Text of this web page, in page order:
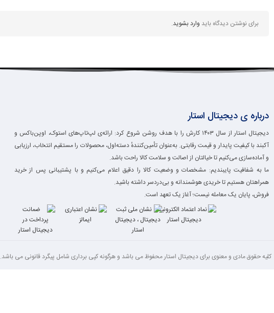
برای نوشتن دیدگاه باید وارد بشوید.
درباره ی دیجیتال استار
دیجیتال استار از سال ۱۴۰۳ کارش را با هدف روشن شروع کرد: ارائه‌ی لپ‌تاپ‌های استوک، اوپن‌باکس و
آکبند با کیفیت پایدار و قیمت رقابتی. به‌عنوان تأمین‌کنندهٔ دسته‌اول، محصولات را مستقیم انتخاب، ارزیابی
و آماده‌سازی می‌کنیم تا خیالتان از اصالت و سلامت کالا راحت باشد.
ما به شفافیت پایبندیم: مشخصات و وضعیت کالا را دقیق اعلام می‌کنیم و با پشتیبانی پس از خرید
همراهتان هستیم تا خریدی هوشمندانه و بی‌دردسر داشته باشید.
فروش، پایان یک معامله نیست؛ آغاز یک تعهد است.
کلیه حقوق مادی و معنوی برای دیجیتال استار محفوظ می باشد و هرگونه کپی برداری شامل پیگرد قانونی می باشد.